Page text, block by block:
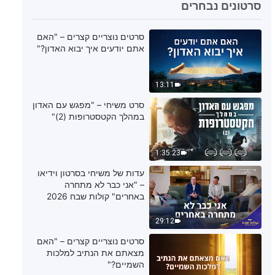
9:48
דבר אלוהים היומי: חשיפת תפיסות
דתיות – מובאה 295
11:10
דבר אלוהים היומי: חשיפת תפיסות
דתיות – מובאה 296
10:02
דבר אלוהים היומי: חשיפת תפיסות
דתיות – מובאה 297
9:14
דבר אלוהים היומי: חשיפת תפיסות
דתיות – מובאה 298
סרטונים נבחרים
13:11
סרטים נוצריים קצרים – "האם
אתם יודעים איך יבוא האדון?"
1:35:23
סרט משיחי – "מפגש עם האדון
במהלך הקטסטרופות (2)"
29:12
עדות של משיחי בסרטון וידיאו
– "אני כבר לא מתחרה
באחרים" קולות שבח 2026
סרטים נוצריים קצרים – "האם
מצאתם את הנתיב למלכות
השמיים?"